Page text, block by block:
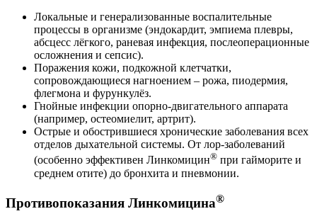
Локальные и генерализованные воспалительные
процессы в организме (эндокардит, эмпиема плевры,
абсцесс лёгкого, раневая инфекция, послеоперационные
осложнения и сепсис).
Поражения кожи, подкожной клетчатки,
сопровождающиеся нагноением – рожа, пиодермия,
флегмона и фурункулёз.
Гнойные инфекции опорно-двигательного аппарата
(например, остеомиелит, артрит).
Острые и обострившиеся хронические заболевания всех
отделов дыхательной системы. От лор-заболеваний
(особенно эффективен Линкомицин® при гайморите и
среднем отите) до бронхита и пневмонии.
Противопоказания Линкомицина®